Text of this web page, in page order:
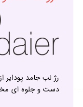
رژ لب جامد
دست و جلوه ای